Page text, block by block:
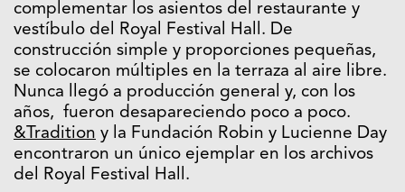
complementar los asientos del restaurante y
vestíbulo del Royal Festival Hall. De
construcción simple y proporciones pequeñas,
se colocaron múltiples en la terraza al aire libre.
Nunca llegó a producción general y, con los
años, fueron desapareciendo poco a poco.
&Tradition y la Fundación Robin y Lucienne Day
encontraron un único ejemplar en los archivos
del Royal Festival Hall.